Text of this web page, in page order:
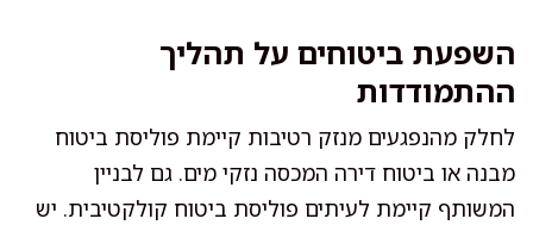
השפעת ביטוחים על תהליך
ההתמודדות
לחלק מהנפגעים מנזק רטיבות קיימת פוליסת ביטוח
מבנה או ביטוח דירה המכסה נזקי מים. גם לבניין
המשותף קיימת לעיתים פוליסת ביטוח קולקטיבית. יש